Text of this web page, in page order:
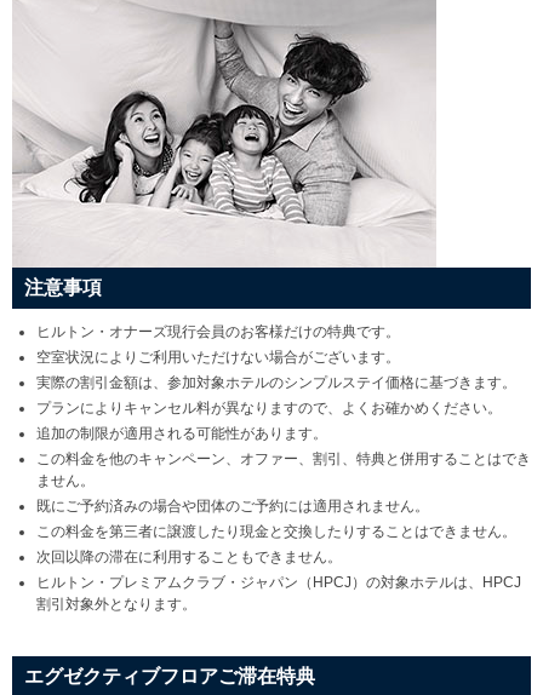
注意事項
ヒルトン・オナーズ現行会員のお客様だけの特典です。
空室状況によりご利用いただけない場合がございます。
実際の割引金額は、参加対象ホテルのシンプルステイ価格に基づきます。
プランによりキャンセル料が異なりますので、よくお確かめください。
追加の制限が適用される可能性があります。
この料金を他のキャンペーン、オファー、割引、特典と併用することはでき
ません。
既にご予約済みの場合や団体のご予約には適用されません。
この料金を第三者に譲渡したり現金と交換したりすることはできません。
次回以降の滞在に利用することもできません。
ヒルトン・プレミアムクラブ・ジャパン（HPCJ）の対象ホテルは、HPCJ
割引対象外となります。
エグゼクティブフロアご滞在特典